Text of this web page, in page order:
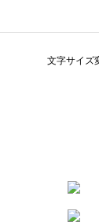
文字サイズ